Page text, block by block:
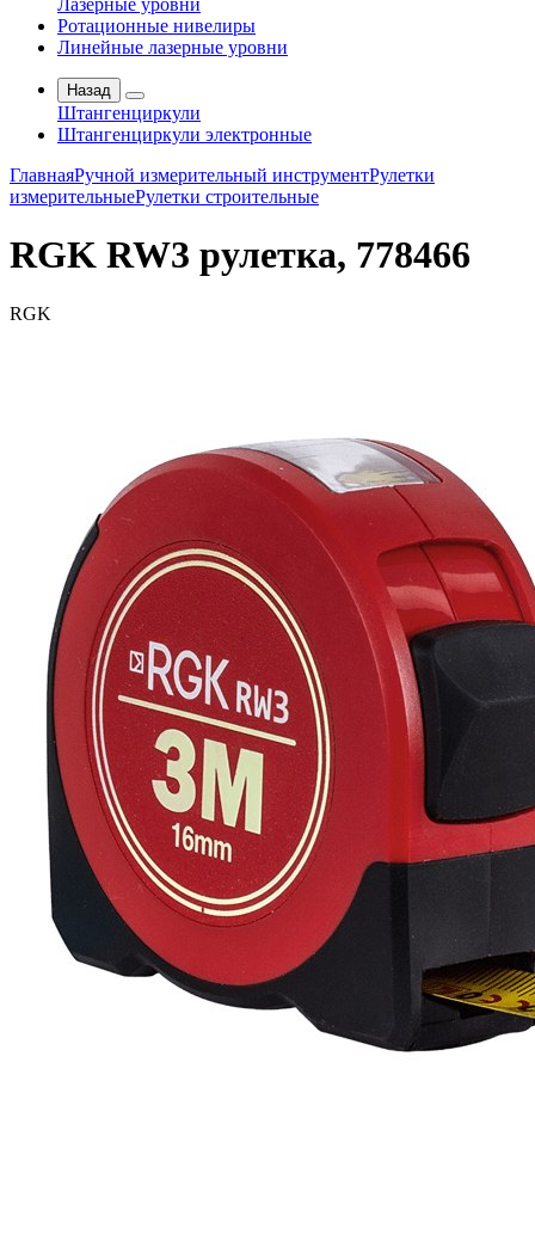
Лазерные уровни
Ротационные нивелиры
Линейные лазерные уровни
Назад
Штангенциркули
Штангенциркули электронные
ГлавнаяРучной измерительный инструментРулетки
измерительныеРулетки строительные
RGK RW3 рулетка, 778466
RGK